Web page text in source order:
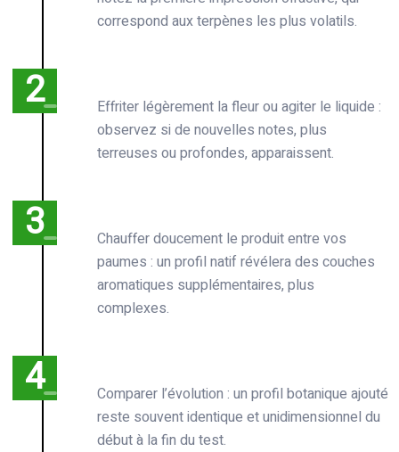
correspond aux terpènes les plus volatils.
Effriter légèrement la fleur ou agiter le liquide :
observez si de nouvelles notes, plus
terreuses ou profondes, apparaissent.
Chauffer doucement le produit entre vos
paumes : un profil natif révélera des couches
aromatiques supplémentaires, plus
complexes.
Comparer l’évolution : un profil botanique ajouté
reste souvent identique et unidimensionnel du
début à la fin du test.